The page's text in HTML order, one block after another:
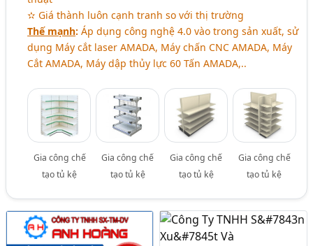
✫ Giá thành luôn cạnh tranh so với thị trường
Thế mạnh: Áp dụng công nghệ 4.0 vào trong sản xuất, sử
dụng Máy cắt laser AMADA, Máy chấn CNC AMADA, Máy
Cắt AMADA, Máy dập thủy lực 60 Tấn AMADA,..
Gia công chế
tạo tủ kệ
Gia công chế
tạo tủ kệ
Gia công chế
tạo tủ kệ
Gia công chế
tạo tủ kệ